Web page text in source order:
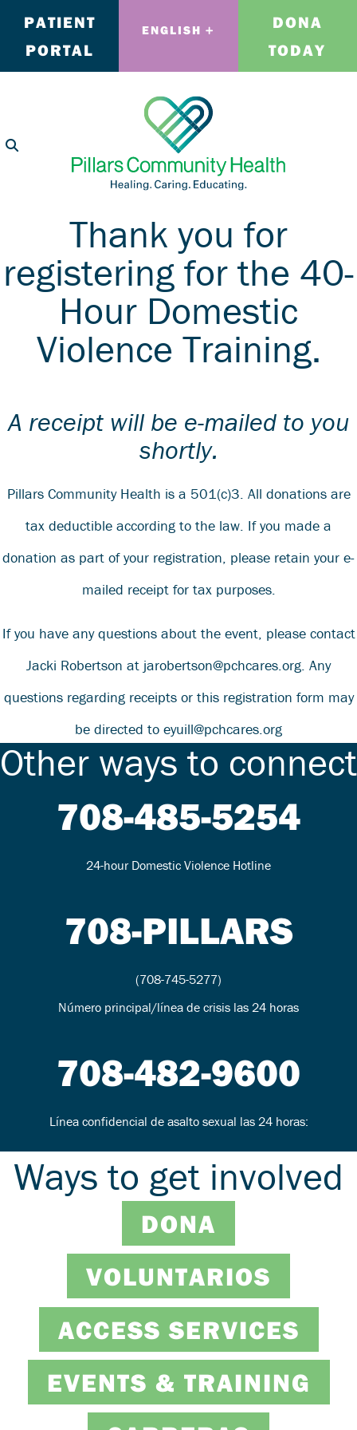
PATIENT
PORTAL
ENGLISH
DONA
TODAY
Thank you for
registering for the 40-
Hour Domestic
Violence Training.
A receipt will be e-mailed to you
shortly.
Pillars Community Health is a 501(c)3. All donations are
tax deductible according to the law. If you made a
donation as part of your registration, please retain your e-
mailed receipt for tax purposes.
If you have any questions about the event, please contact
Jacki Robertson at jarobertson@pchcares.org. Any
questions regarding receipts or this registration form may
be directed to eyuill@pchcares.org
Other ways to connect
708-485-5254
24-hour Domestic Violence Hotline
708-PILLARS
(708-745-5277)
Número principal/línea de crisis las 24 horas
708-482-9600
Línea confidencial de asalto sexual las 24 horas:
Ways to get involved
DONA
VOLUNTARIOS
ACCESS SERVICES
EVENTS & TRAINING